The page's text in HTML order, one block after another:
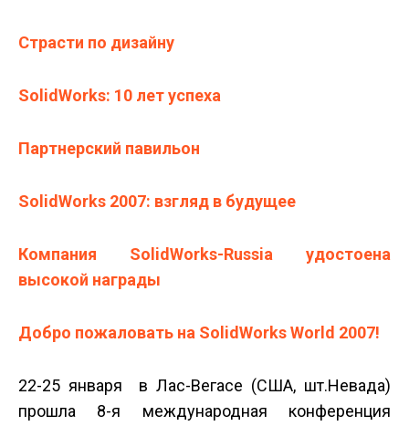
Страсти по дизайну
SolidWorks: 10 лет успеха
Партнерский павильон
SolidWorks 2007: взгляд в будущее
Компания SolidWorks-Russia удостоена
высокой награды
Добро пожаловать на SolidWorks World 2007!
22-25 января в Лас-Вегасе (США, шт.Невада)
прошла 8-я международная конференция